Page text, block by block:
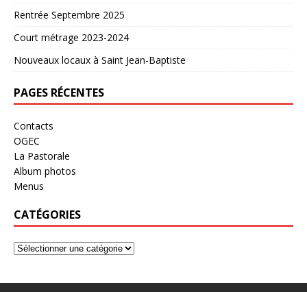
Rentrée Septembre 2025
Court métrage 2023-2024
Nouveaux locaux à Saint Jean-Baptiste
PAGES RÉCENTES
Contacts
OGEC
La Pastorale
Album photos
Menus
CATÉGORIES